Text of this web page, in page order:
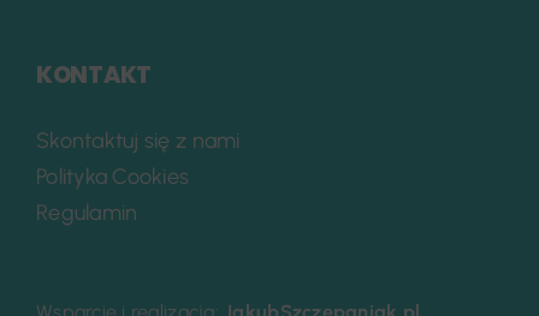
KONTAKT
Skontaktuj się z nami
Polityka Cookies
Regulamin